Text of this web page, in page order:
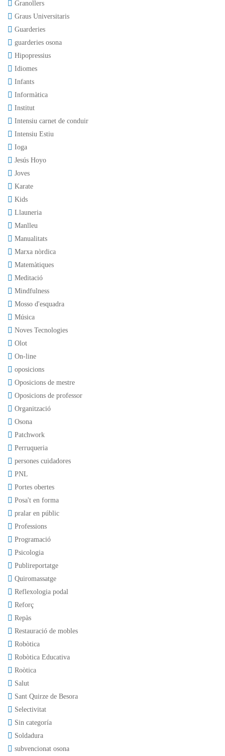
Granollers
Graus Universitaris
Guarderies
guarderies osona
Hipopressius
Idiomes
Infants
Informàtica
Institut
Intensiu carnet de conduir
Intensiu Estiu
Ioga
Jesús Hoyo
Joves
Karate
Kids
Llauneria
Manlleu
Manualitats
Marxa nòrdica
Matemàtiques
Meditació
Mindfulness
Mosso d'esquadra
Música
Noves Tecnologies
Olot
On-line
oposicions
Oposicions de mestre
Oposicions de professor
Organització
Osona
Patchwork
Perruqueria
persones cuidadores
PNL
Portes obertes
Posa't en forma
pralar en públic
Professions
Programació
Psicologia
Publireportatge
Quiromassatge
Reflexologia podal
Reforç
Repàs
Restauració de mobles
Robòtica
Robòtica Educativa
Roòtica
Salut
Sant Quirze de Besora
Selectivitat
Sin categoría
Soldadura
subvencionat osona